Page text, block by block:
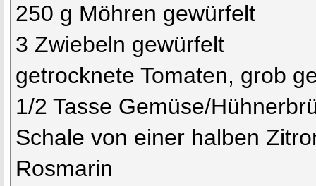
250 g Möhren gewürfelt
3 Zwiebeln gewürfelt
getrocknete Tomaten, grob
1/2 Tasse Gemüse/
Schale von einer halben
Rosmarin